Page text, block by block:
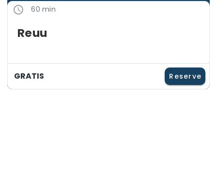
60 min
Reuu
GRATIS Reserve